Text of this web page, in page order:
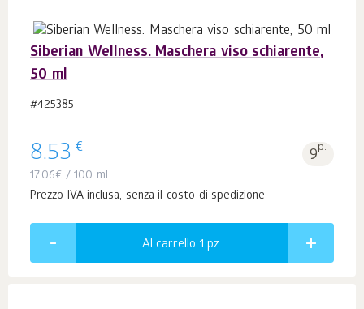
Siberian Wellness. Maschera viso schiarente,
50 ml
#425385
8.53 € 9p.
17.06€ / 100 ml
Prezzo IVA inclusa, senza il costo di spedizione
Al carrello 1 pz.